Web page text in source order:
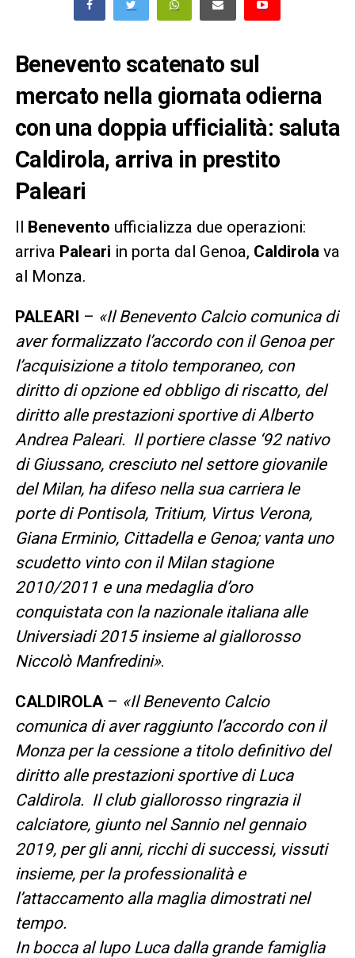
Benevento scatenato sul
mercato nella giornata odierna
con una doppia ufficialità: saluta
Caldirola, arriva in prestito
Paleari
Il Benevento ufficializza due operazioni:
arriva Paleari in porta dal Genoa, Caldirola va
al Monza.
PALEARI – «Il Benevento Calcio comunica di
aver formalizzato l’accordo con il Genoa per
l’acquisizione a titolo temporaneo, con
diritto di opzione ed obbligo di riscatto, del
diritto alle prestazioni sportive di Alberto
Andrea Paleari. Il portiere classe ‘92 nativo
di Giussano, cresciuto nel settore giovanile
del Milan, ha difeso nella sua carriera le
porte di Pontisola, Tritium, Virtus Verona,
Giana Erminio, Cittadella e Genoa; vanta uno
scudetto vinto con il Milan stagione
2010/2011 e una medaglia d’oro
conquistata con la nazionale italiana alle
Universiadi 2015 insieme al giallorosso
Niccolò Manfredini».
CALDIROLA– «Il Benevento Calcio
comunica di aver raggiunto l’accordo con il
Monza per la cessione a titolo definitivo del
diritto alle prestazioni sportive di Luca
Caldirola. Il club giallorosso ringrazia il
calciatore, giunto nel Sannio nel gennaio
2019, per gli anni, ricchi di successi, vissuti
insieme, per la professionalità e
l’attaccamento alla maglia dimostrati nel
tempo.
In bocca al lupo Luca dalla grande famiglia